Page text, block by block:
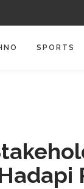
SPORTS